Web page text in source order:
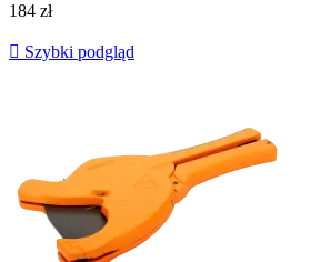
184 zł
 Szybki podgląd